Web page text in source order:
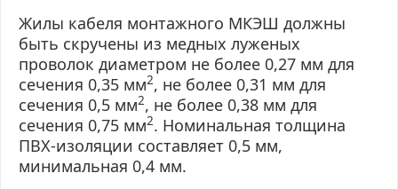
Жилы кабеля монтажного МКЭШ должны
быть скручены из медных луженых
проволок диаметром не более 0,27 мм для
сечения 0,35 мм2, не более 0,31 мм для
сечения 0,5 мм2, не более 0,38 мм для
сечения 0,75 мм2. Номинальная толщина
ПВХ-изоляции составляет 0,5 мм,
минимальная 0,4 мм.